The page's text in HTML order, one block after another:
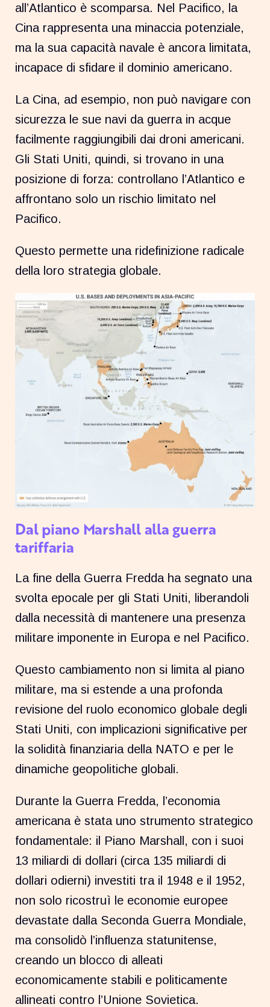
all’Atlantico è scomparsa. Nel Pacifico, la
Cina rappresenta una minaccia potenziale,
ma la sua capacità navale è ancora limitata,
incapace di sfidare il dominio americano.
La Cina, ad esempio, non può navigare con
sicurezza le sue navi da guerra in acque
facilmente raggiungibili dai droni americani.
Gli Stati Uniti, quindi, si trovano in una
posizione di forza: controllano l’Atlantico e
affrontano solo un rischio limitato nel
Pacifico.
Questo permette una ridefinizione radicale
della loro strategia globale.
Dal piano Marshall alla guerra
tariffaria
La fine della Guerra Fredda ha segnato una
svolta epocale per gli Stati Uniti, liberandoli
dalla necessità di mantenere una presenza
militare imponente in Europa e nel Pacifico.
Questo cambiamento non si limita al piano
militare, ma si estende a una profonda
revisione del ruolo economico globale degli
Stati Uniti, con implicazioni significative per
la solidità finanziaria della NATO e per le
dinamiche geopolitiche globali.
Durante la Guerra Fredda, l’economia
americana è stata uno strumento strategico
fondamentale: il Piano Marshall, con i suoi
13 miliardi di dollari (circa 135 miliardi di
dollari odierni) investiti tra il 1948 e il 1952,
non solo ricostruì le economie europee
devastate dalla Seconda Guerra Mondiale,
ma consolidò l’influenza statunitense,
creando un blocco di alleati
economicamente stabili e politicamente
allineati contro l’Unione Sovietica.